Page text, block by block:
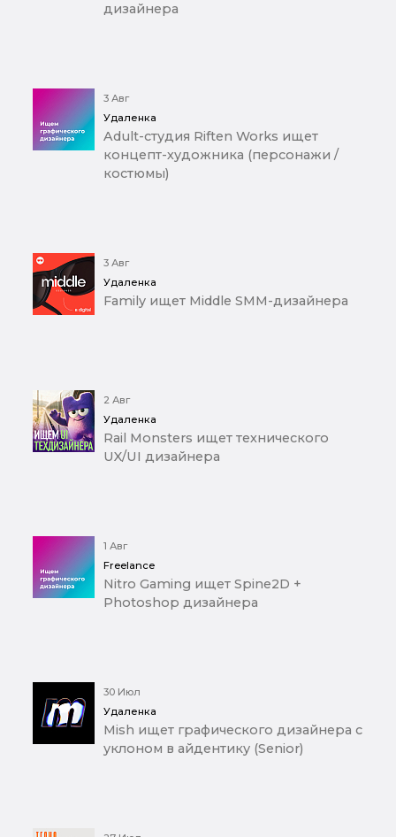
дизайнера
3 Авг
Удаленка
Adult-студия Riften Works ищет
концепт-художника (персонажи /
костюмы)
3 Авг
Удаленка
Family ищет Middle SMM-дизайнера
2 Авг
Удаленка
Rail Monsters ищет технического
UX/UI дизайнера
1 Авг
Freelance
Nitro Gaming ищет Spine2D +
Photoshop дизайнера
30 Июл
Удаленка
Mish ищет графического дизайнера с
уклоном в айдентику (Senior)